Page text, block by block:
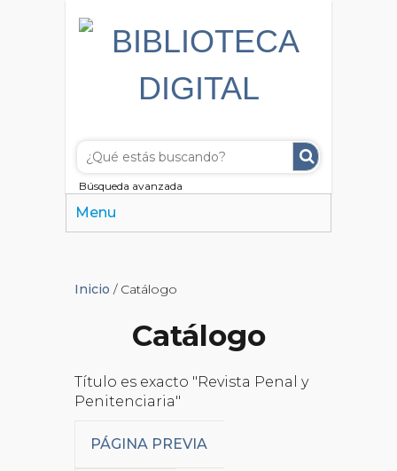
Búsqueda avanzada
Menu
Inicio / Catálogo
Catálogo
Título es exacto "Revista Penal y
Penitenciaria"
PÁGINA PREVIA